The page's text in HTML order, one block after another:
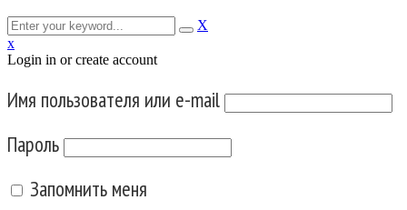
X
x
Login in or create account
Имя пользователя или e-mail
Пароль
Запомнить меня